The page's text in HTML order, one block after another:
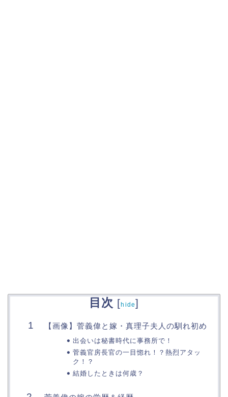
目次 [hide]
【画像】菅義偉と嫁・真理子夫人の馴れ初め
出会いは秘書時代に事務所で！
菅義官房長官の一目惚れ！？熱烈アタッ
ク！？
結婚したときは何歳？